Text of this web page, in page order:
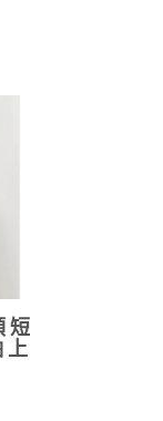
短
上